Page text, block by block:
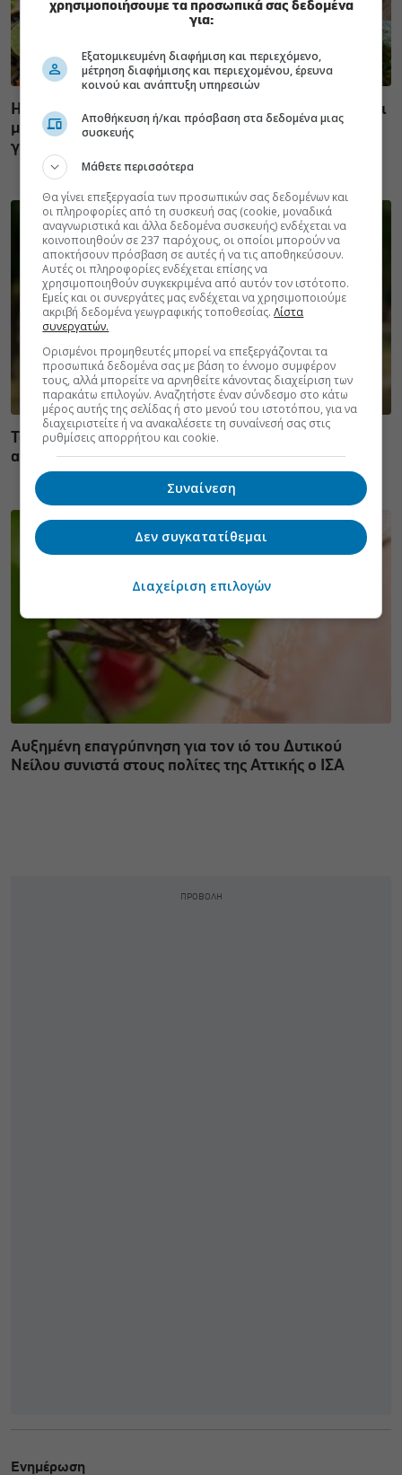
Η vegan διατροφή ακόμα και για ένα μήνα, συνδέεται
με χαμηλότερη φλεγμονή και επιβράδυνση της
γήρανσης
Τσίμπησε έντομο το παιδί μου: είναι απλή ενόχληση ή
αλλεργική αντίδραση;
Αυξημένη επαγρύπνηση για τον ιό του Δυτικού
Νείλου συνιστά στους πολίτες της Αττικής ο ΙΣΑ
Ενημέρωση
χρησιμοποιήσουμε τα προσωπικά σας δεδομένα
για:
Εξατομικευμένη διαφήμιση και περιεχόμενο,
μέτρηση διαφήμισης και περιεχομένου, έρευνα
κοινού και ανάπτυξη υπηρεσιών
Αποθήκευση ή/και πρόσβαση στα δεδομένα μιας
συσκευής
Μάθετε περισσότερα
Θα γίνει επεξεργασία των προσωπικών σας δεδομένων και
οι πληροφορίες από τη συσκευή σας (cookie, μοναδικά
αναγνωριστικά και άλλα δεδομένα συσκευής) ενδέχεται να
κοινοποιηθούν σε 237 παρόχους, οι οποίοι μπορούν να
αποκτήσουν πρόσβαση σε αυτές ή να τις αποθηκεύσουν.
Αυτές οι πληροφορίες ενδέχεται επίσης να
χρησιμοποιηθούν συγκεκριμένα από αυτόν τον ιστότοπο.
Εμείς και οι συνεργάτες μας ενδέχεται να χρησιμοποιούμε
ακριβή δεδομένα γεωγραφικής τοποθεσίας.Λίστα
συνεργατών.
Ορισμένοι προμηθευτές μπορεί να επεξεργάζονται τα
προσωπικά δεδομένα σας με βάση το έννομο συμφέρον
τους, αλλά μπορείτε να αρνηθείτε κάνοντας διαχείριση των
παρακάτω επιλογών. Αναζητήστε έναν σύνδεσμο στο κάτω
μέρος αυτής της σελίδας ή στο μενού του ιστοτόπου, για να
διαχειριστείτε ή να ανακαλέσετε τη συναίνεσή σας στις
ρυθμίσεις απορρήτου και cookie.
Συναίνεση
Δεν συγκατατίθεμαι
Διαχείριση επιλογών